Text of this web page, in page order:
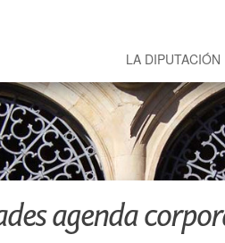
LA DIPUTACIÓN
agenda